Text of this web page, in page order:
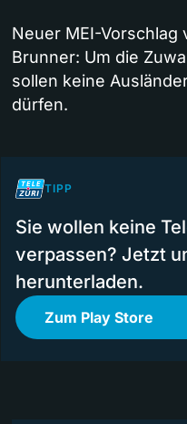
Neuer MEI-Vorschlag
Brunner: Um die
sollen keine
dürfen.
TIPP
Sie wollen keine
verpassen? Jetzt
herunterladen.
Zum Play Store